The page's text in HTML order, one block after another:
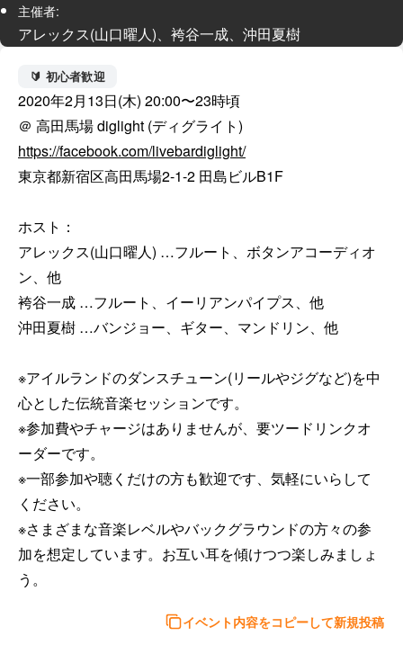
主催者:
アレックス(山口曜人)、袴谷一成、沖田夏樹
🔰 初心者歓迎
2020年2月13日(木) 20:00〜23時頃
https://facebook.com/livebardiglight/
東京都新宿区高田馬場2-1-2 田島ビルB1F
ホスト：
アレックス(山口曜人) …フルート、ボタンアコーディオ
ン、他
袴谷一成 …フルート、イーリアンパイプス、他
沖田夏樹 …バンジョー、ギター、マンドリン、他
※アイルランドのダンスチューン(リールやジグなど)を中
心とした伝統音楽セッションです。
※参加費やチャージはありませんが、要ツードリンクオ
ーダーです。
※一部参加や聴くだけの方も歓迎です、気軽にいらして
ください。
※さまざまな音楽レベルやバックグラウンドの方々の参
加を想定しています。お互い耳を傾けつつ楽しみましょ
う。
イベント内容をコピーして新規投稿